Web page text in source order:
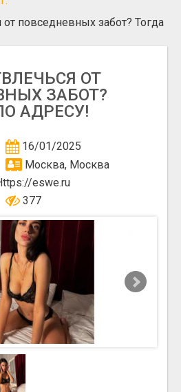
повседневных забот? Тогда
ОТ
ЗАБОТ?
АДРЕСУ!
16/01/2025
Москва, Москва
eswe.ru
377